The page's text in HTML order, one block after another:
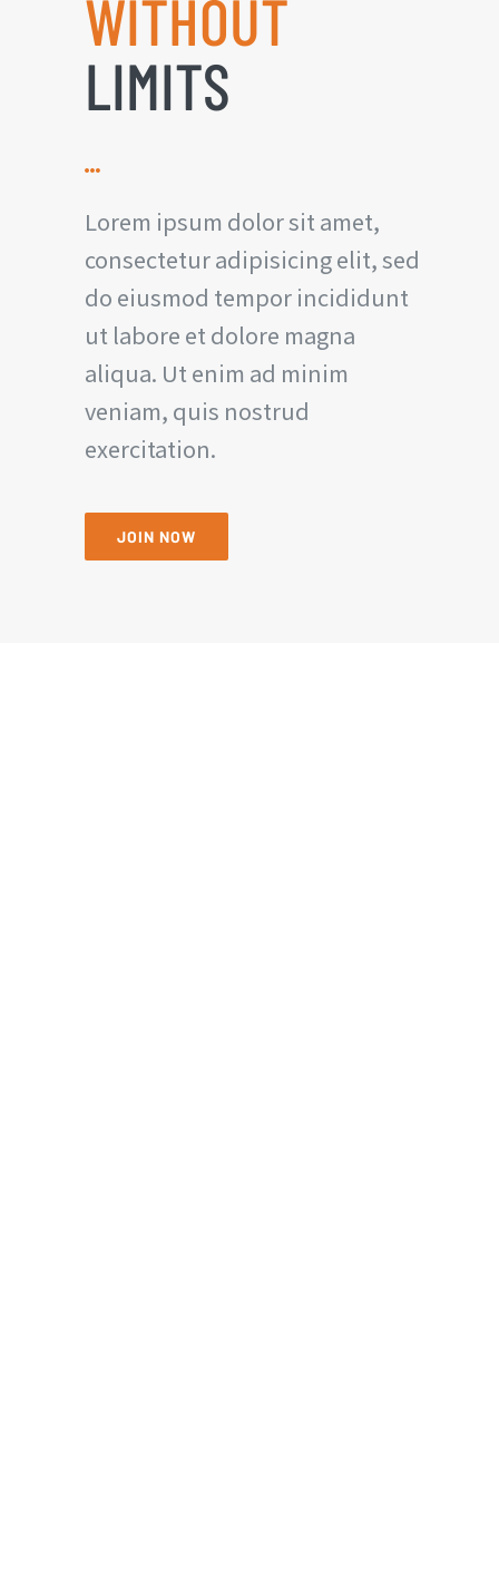
WITHOUT
LIMITS
Lorem ipsum dolor sit amet,
consectetur adipisicing elit, sed
do eiusmod tempor incididunt
ut labore et dolore magna
aliqua. Ut enim ad minim
veniam, quis nostrud
exercitation.
JOIN NOW